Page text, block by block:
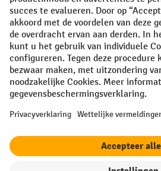
Privacyverklaring Privacy
All prices excl. VAT plusshipping costs
if not stated otherwise.
¹ De korting is geldig zolang de voorraad
toepassing op speciale prijzen. Een
procentuele kortingen of vouchers is niet
nieuwsbrief. De voucher is 10 dagen geldig
korting varieert per productcategorie en
pallettrucks, elektrische stapelaars,